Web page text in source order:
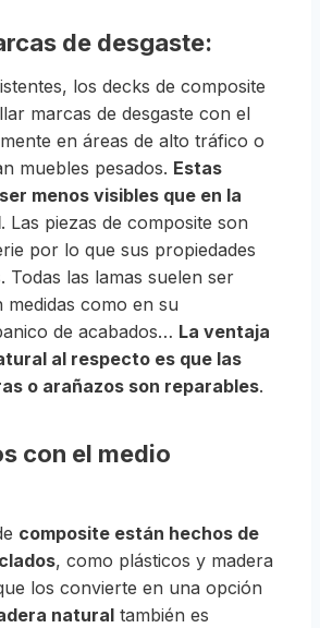
de desgaste:
los decks de composite
marcas de desgaste con el
en áreas de alto tráfico o
muebles pesados. Estas
menos visibles que en la
. Las piezas de composite son
por lo que sus propiedades
Todas las lamas suelen ser
medidas como en su
de acabados… La ventaja
al respecto es que las
o arañazos son reparables.
con el medio
composite están hechos de
, como plásticos y madera
los convierte en una opción
natural también es